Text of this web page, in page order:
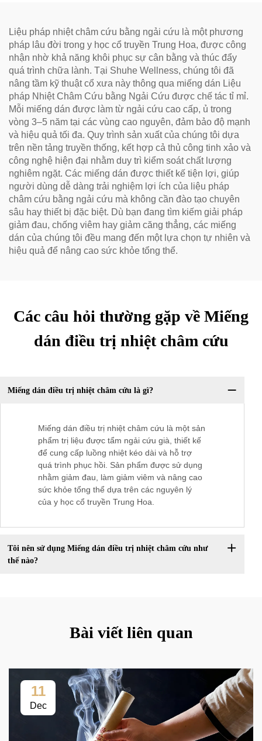
Liệu pháp nhiệt châm cứu bằng ngải cứu là một phương
pháp lâu đời trong y học cổ truyền Trung Hoa, được công
nhận nhờ khả năng khôi phục sự cân bằng và thúc đẩy
quá trình chữa lành. Tại Shuhe Wellness, chúng tôi đã
nâng tầm kỹ thuật cổ xưa này thông qua miếng dán Liệu
pháp Nhiệt Châm Cứu bằng Ngải Cứu được chế tác tỉ mỉ.
Mỗi miếng dán được làm từ ngải cứu cao cấp, ủ trong
vòng 3–5 năm tại các vùng cao nguyên, đảm bảo độ mạnh
và hiệu quả tối đa. Quy trình sản xuất của chúng tôi dựa
trên nền tảng truyền thống, kết hợp cả thủ công tinh xảo và
công nghệ hiện đại nhằm duy trì kiểm soát chất lượng
nghiêm ngặt. Các miếng dán được thiết kế tiện lợi, giúp
người dùng dễ dàng trải nghiệm lợi ích của liệu pháp
châm cứu bằng ngải cứu mà không cần đào tạo chuyên
sâu hay thiết bị đặc biệt. Dù bạn đang tìm kiếm giải pháp
giảm đau, chống viêm hay giảm căng thẳng, các miếng
dán của chúng tôi đều mang đến một lựa chọn tự nhiên và
hiệu quả để nâng cao sức khỏe tổng thể.
Các câu hỏi thường gặp về Miếng
dán điều trị nhiệt châm cứu
Miếng dán điều trị nhiệt châm cứu là gì?
Miếng dán điều trị nhiệt châm cứu là một sản
phẩm trị liệu được tẩm ngải cứu già, thiết kế
để cung cấp luồng nhiệt kéo dài và hỗ trợ
quá trình phục hồi. Sản phẩm được sử dụng
nhằm giảm đau, làm giảm viêm và nâng cao
sức khỏe tổng thể dựa trên các nguyên lý
của y học cổ truyền Trung Hoa.
Tôi nên sử dụng Miếng dán điều trị nhiệt châm cứu như
thế nào?
Bài viết liên quan
11
Dec